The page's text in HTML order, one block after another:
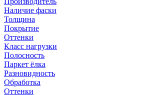
Наличие фаски
Толщина
Покрытие
Оттенки
Класс нагрузки
Полосность
Паркет ёлка
Разновидность
Обработка
Оттенки